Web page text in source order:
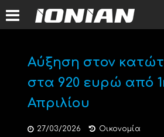
Αύξηση στον
στα 920 ευρώ από
Απριλίου
27/03/2026 Οικονομία